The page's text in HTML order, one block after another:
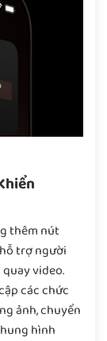
thêm nút
trợ người
video.
các chức
ảnh, chuyển
hình